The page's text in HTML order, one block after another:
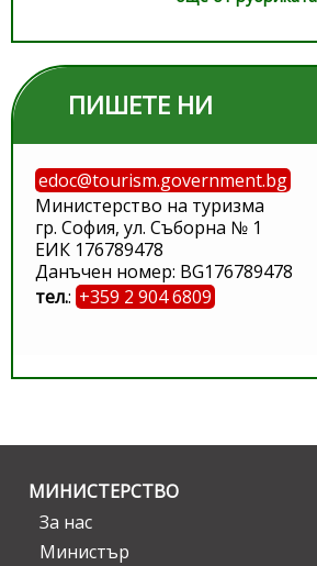
ПИШЕТЕ НИ
edoc@tourism.government.bg
Министерство на туризма
гр. София, ул. Съборна № 1
ЕИК 176789478
Данъчен номер: BG176789478
тел.: +359 2 904 6809
МИНИСТЕРСТВО
За нас
Министър